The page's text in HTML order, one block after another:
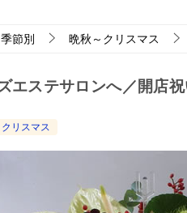
季節別 晩秋～クリスマス
エステサロンへ／開店
リスマス